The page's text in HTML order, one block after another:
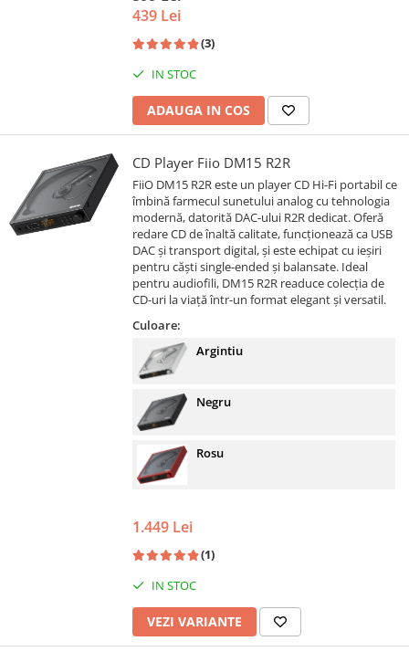
439 Lei
(3)
IN STOC
ADAUGA IN COS
CD Player Fiio DM15 R2R
FiiO DM15 R2R este un player CD Hi-Fi portabil ce
îmbină farmecul sunetului analog cu tehnologia
modernă, datorită DAC-ului R2R dedicat. Oferă
redare CD de înaltă calitate, funcționează ca USB
DAC și transport digital, și este echipat cu ieșiri
pentru căști single-ended și balansate. Ideal
pentru audiofili, DM15 R2R readuce colecția de
CD-uri la viață într-un format elegant și versatil.
Culoare:
Argintiu
Negru
Rosu
1.449 Lei
(1)
IN STOC
VEZI VARIANTE